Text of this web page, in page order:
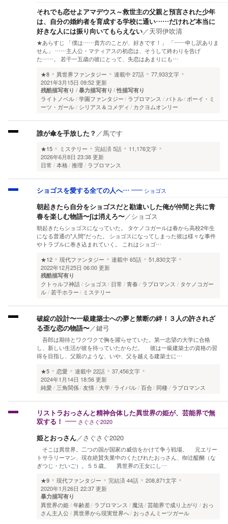
それでも恋せよアマデウス～救世主の父親と預言された少年
は、自分の婚約者を育成する学校に通い……だけれど本当に
好きな人には振り向いてもらえない／天羽伊吹清
★あらすじ 「僕は……貴方のことが、好きです！」 「――申し訳ありま
せん」 ……主人公・マティアスの初恋は、そうして終わりを告げ
た……。 若干一五歳の彼にとって、失恋はあまりにも…
★8
異世界ファンタジー 連載中 27話
77,933文字
2021年3月15日 09:52 更新
残酷描写有り 暴力描写有り 性描写有り
ライトノベル 学園ファンタジー ラブロマンス バトル ボーイ・ミ
ーツ・ガール
シリアス＆コメディ カクヨムオンリー
誰が傘を手放した？ ／馬です
★15 ミステリー 完結済5話
11,176文字
2026年6月8日 23:38 更新
日常
本格 推理 ラブロマンス
ショゴスを愛する全ての人へ… ショゴス
朝起きたら自分をショゴスだと勘違いした俺が仲間と共に青
春を楽しむ物語〜∫は消えろ〜／ショゴス
朝起きたらショゴスになっていた。 タケノコガールは春から高校2年生
になる普通の"人間"だった。 ショゴスになってしまった彼は様々な事件
やトラブルに巻き込まれていく。 これはショゴ…
★12
現代ファンタジー 連載中 65話
51,830文字
2022年12月25日 06:00 更新
残酷描写有り
クトゥルフ神話 ショゴス 日常 青春 ラブロマンス
タケノコガー
ル 若干ホラー ミステリー
破綻の設計〜一級建築士への夢と禁断の絆！３人の許されざ
る歪な恋の物語〜／鍵弓
吾郎は期待とワクワクで胸を躍らせていた。第一志望の大学に合格
し、新しい生活が彼を待っていたからだ。 彼は一級建築士の資格の習
得を目指し、父親のような、いや、父を越える建築士に…
★5
恋愛 連載中 22話
37,456文字
2024年1月14日 18:56 更新
純愛
三角関係 友情 大学 ライバル 百合 同棲 ラブロマンス
リストラおっさんと精神合体した異世界の姫が、芸能界で無
双する！
さぐさぐ2020
姫とおっさん／さぐさぐ2020
そこは異世界。二つの国が国家の威信をかけて争う戦場。 元エリー
トサラリーマン、現在絶賛失業中のくたびれたおっさん、椥辻醍醐（な
ぎつじ・だいご）。５５歳。 異世界の王女にし…
★9
現代ファンタジー 完結済44話
208,871文字
2020年1月26日 22:37 更新
暴力描写有り
異世界の姫 年齢差 ラブロマンス 魔法 芸能界で成り上がり
おっ
さん主人公 異世界から現実世界へ おっさんミーツガール